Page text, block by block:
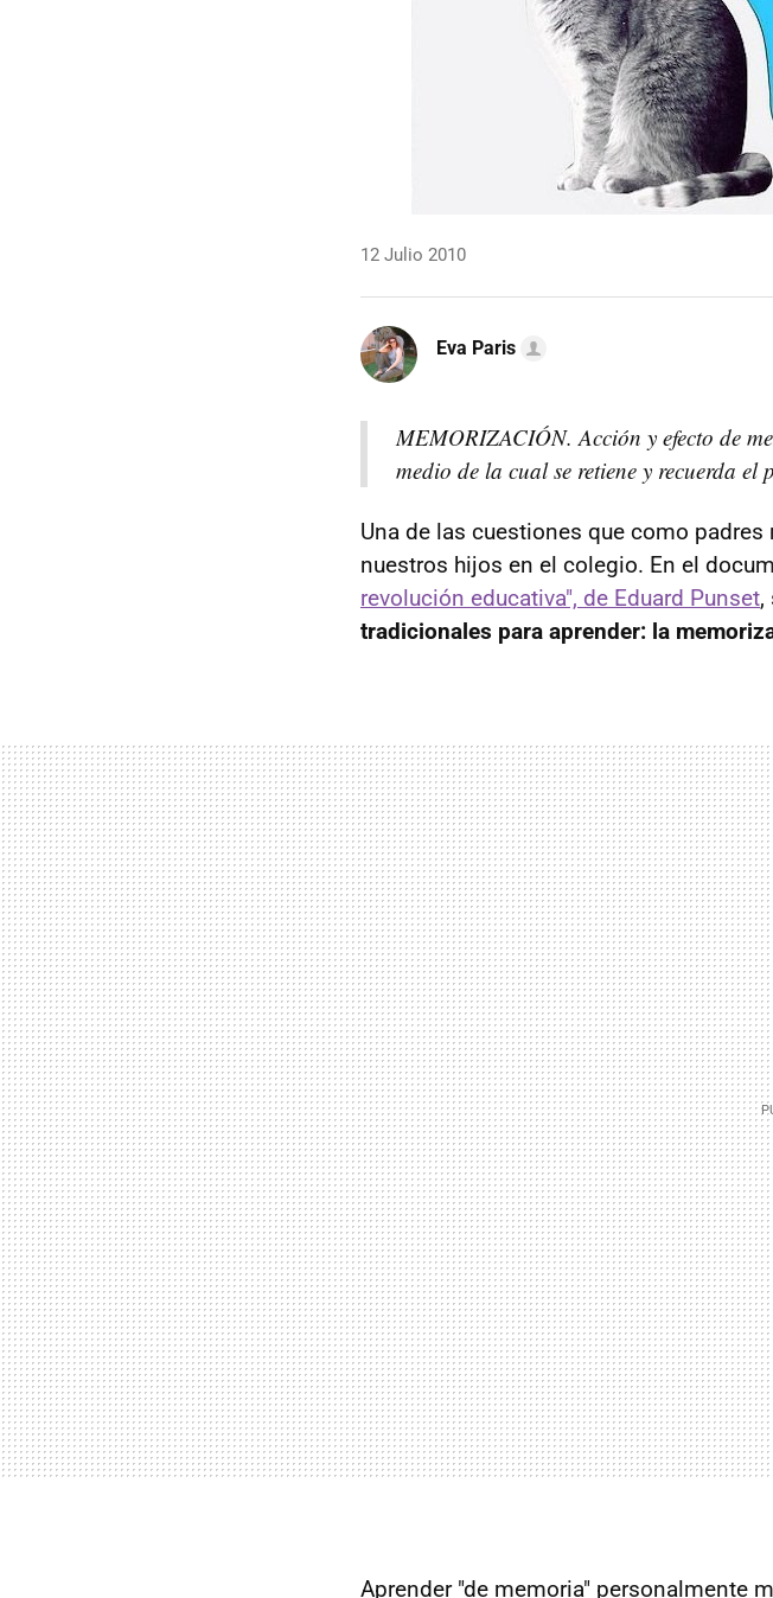
12 Julio 2010
Eva Paris
MEMORIZACIÓN. Acción y efecto de
medio de la cual se retiene y recuerda el
Una de las cuestiones que como
nuestros hijos en el colegio. En el
revolución educativa", de Eduard Punset,
tradicionales para aprender: la
Aprender "de memoria" personalmente